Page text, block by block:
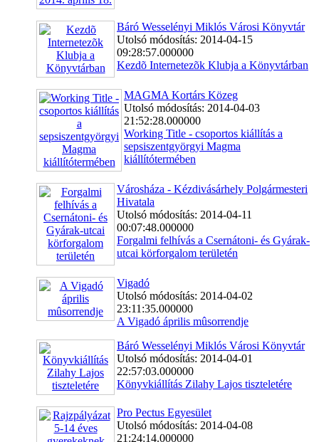
Báró Wesselényi Miklós Városi Könyvtár
Utolsó módosítás: 2014-04-15
09:28:57.000000
Kezdõ Internetezõk Klubja a Könyvtárban
MAGMA Kortárs Közeg
Utolsó módosítás: 2014-04-03
21:52:28.000000
Working Title - csoportos kiállítás a
sepsiszentgyörgyi Magma
kiállítótermében
Városháza - Kézdivásárhely Polgármesteri
Hivatala
Utolsó módosítás: 2014-04-11
00:07:48.000000
Forgalmi felhívás a Csernátoni- és Gyárak-
utcai körforgalom területén
Vigadó
Utolsó módosítás: 2014-04-02
23:11:35.000000
A Vigadó április mûsorrendje
Báró Wesselényi Miklós Városi Könyvtár
Utolsó módosítás: 2014-04-01
22:57:03.000000
Könyvkiállítás Zilahy Lajos tiszteletére
Pro Pectus Egyesület
Utolsó módosítás: 2014-04-08
21:24:14.000000